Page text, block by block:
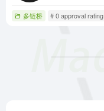
多链桥 # 0 approval rating